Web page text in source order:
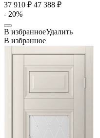
37 910 ₽ 47 388 ₽
- 20%
В избранноеУдалить
В избранное